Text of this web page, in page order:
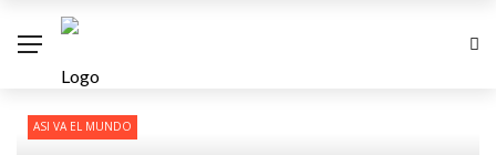
ASI VA EL MUNDO